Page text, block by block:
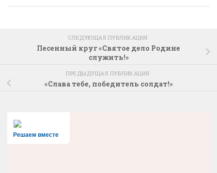
СЛЕДУЮЩАЯ ПУБЛИКАЦИЯ
Песенный круг «Святое дело Родине
служить!»
ПРЕДЫДУЩАЯ ПУБЛИКАЦИЯ
«Слава тебе, победитель солдат!»
Решаем вместе